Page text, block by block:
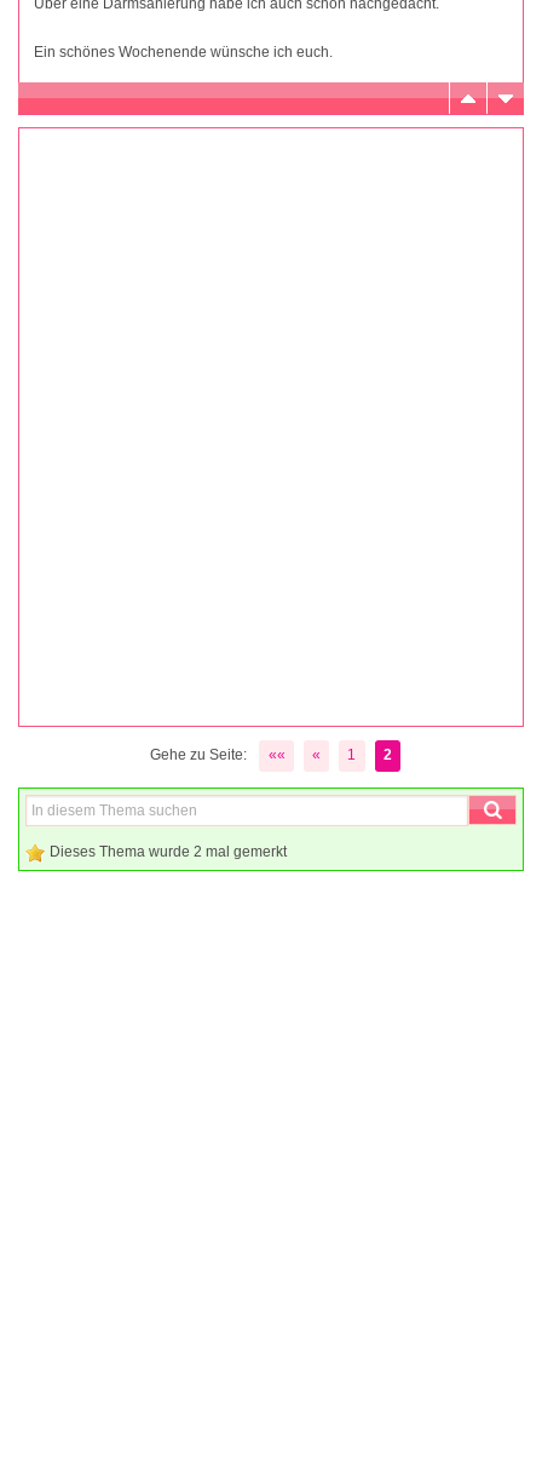
Ein schönes Wochenende wünsche ich euch.
Gehe zu Seite: «« « 1 2
Dieses Thema wurde 2 mal gemerkt